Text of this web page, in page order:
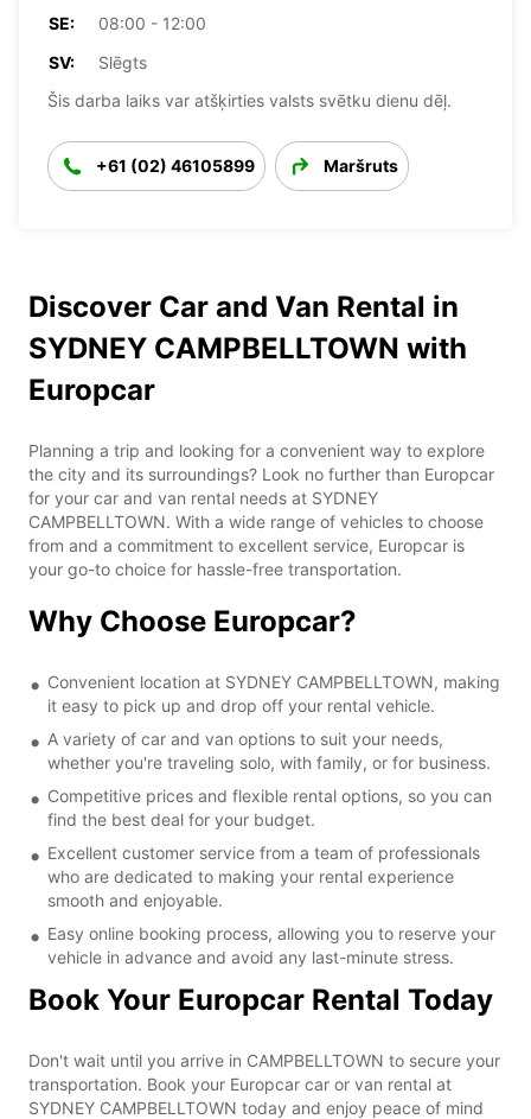
SE:
08:00 - 12:00
SV:
Slēgts
Šis darba laiks var atšķirties valsts svētku dienu dēļ.
+61 (02) 46105899 Maršruts
Discover Car and Van Rental in
SYDNEY CAMPBELLTOWN with
Europcar
Planning a trip and looking for a convenient way to explore
the city and its surroundings? Look no further than Europcar
for your car and van rental needs at SYDNEY
CAMPBELLTOWN. With a wide range of vehicles to choose
from and a commitment to excellent service, Europcar is
your go-to choice for hassle-free transportation.
Why Choose Europcar?
Convenient location at SYDNEY CAMPBELLTOWN, making
it easy to pick up and drop off your rental vehicle.
A variety of car and van options to suit your needs,
whether you're traveling solo, with family, or for business.
Competitive prices and flexible rental options, so you can
find the best deal for your budget.
Excellent customer service from a team of professionals
who are dedicated to making your rental experience
smooth and enjoyable.
Easy online booking process, allowing you to reserve your
vehicle in advance and avoid any last-minute stress.
Book Your Europcar Rental Today
Don't wait until you arrive in CAMPBELLTOWN to secure your
transportation. Book your Europcar car or van rental at
SYDNEY CAMPBELLTOWN today and enjoy peace of mind